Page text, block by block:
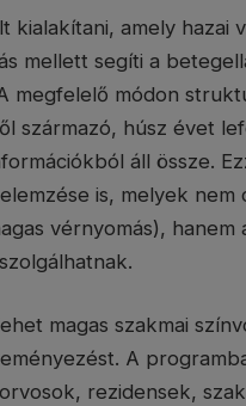
amely hazai
mellett segíti a
megfelelő módon
származó, húsz évet
áll össze.
is, melyek nem
vérnyomás), hanem
magas szakmai
A
rezidensek,